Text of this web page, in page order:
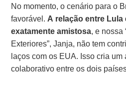
No momento, o cenário para o
favorável.A relação entre Lula
exatamente amistosa, e nossa
Exteriores”, Janja, não tem
laços com os EUA. Isso cria
colaborativo entre os dois